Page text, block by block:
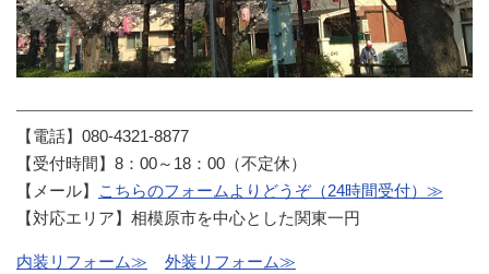
【電話】080-4321-8877
【受付時間】8：00～18：00（不定休）
【メール】
こちらのフォームよりどうぞ（24時間受付）≫
【対応エリア】相模原市を中心とした関東一円
内装リフォーム≫ 外装リフォーム≫